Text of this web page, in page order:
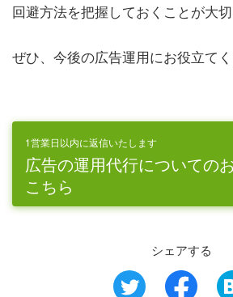
回避方法を把握しておくことが大切
ぜひ、今後の広告運用にお役立てく
1営業日以内に返信いたします
広告の運用代行についての
こちら
シェアする